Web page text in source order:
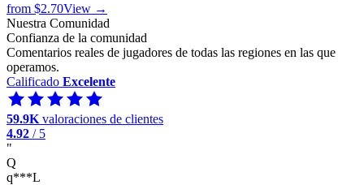
from $2.70View →
Nuestra Comunidad
Confianza de la comunidad
Comentarios reales de jugadores de todas las regiones en las que
operamos.
Calificado Excelente
59.9K valoraciones de clientes
4.92 / 5
"
Q
q***L